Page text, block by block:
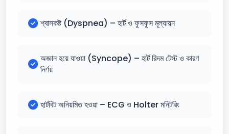
শ্বাসকষ্ট (Dyspnea) – হার্ট ও ফুসফুস মূল্যায়ন
অজ্ঞান হয়ে যাওয়া (Syncope) – হার্ট রিদম টেস্ট ও কারণ
নির্ণয়
হার্টবিট অনিয়মিত হওয়া – ECG ও Holter মনিটরিং